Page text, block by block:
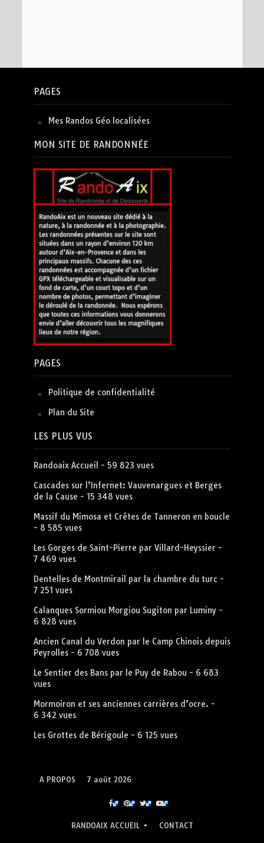
PAGES
Mes Randos Géo localisées
MON SITE DE RANDONNÉE
PAGES
Politique de confidentialité
Plan du Site
LES PLUS VUS
Randoaix Accueil - 59 823 vues
Cascades sur l’Infernet: Vauvenargues et Berges
de la Cause - 15 348 vues
Massif du Mimosa et Crêtes de Tanneron en boucle
- 8 585 vues
Les Gorges de Saint-Pierre par Villard-Heyssier -
7 469 vues
Dentelles de Montmirail par la chambre du turc -
7 251 vues
Calanques Sormiou Morgiou Sugiton par Luminy-
6 828 vues
Ancien Canal du Verdon par le Camp Chinois depuis
Peyrolles- 6 708 vues
Le Sentier des Bans par le Puy de Rabou - 6 683
vues
Mormoiron et ses anciennes carrières d’ocre. -
6 342 vues
Les Grottes de Bérigoule - 6 125 vues
A PROPOS 7 août 2026
RANDOAIX ACCUEIL CONTACT